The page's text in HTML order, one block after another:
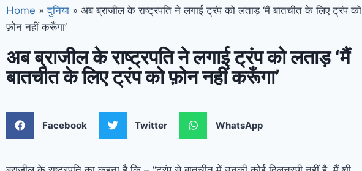
Home » दुनिया » अब ब्राजील के राष्ट्रपति ने लगाई ट्रंप को लताड़ ‘मैं बातचीत के लिए ट्रंप को
फ़ोन नहीं करूँगा’
अब ब्राजील के राष्ट्रपति ने लगाई ट्रंप को लताड़ ‘मैं
बातचीत के लिए ट्रंप को फ़ोन नहीं करूँगा’
Facebook Twitter WhatsApp